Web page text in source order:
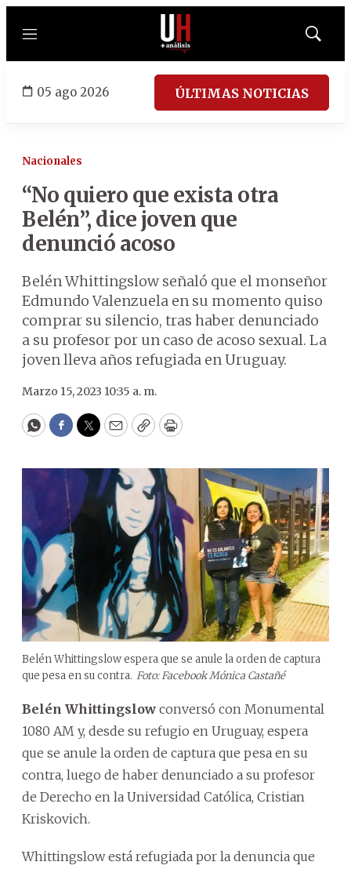
Menú
Mostrar
05 ago 2026 ÚLTIMAS NOTICIAS
Nacionales
“No quiero que exista otra
Belén”, dice joven que
denunció acoso
Belén Whittingslow señaló que el monseñor
Edmundo Valenzuela en su momento quiso
comprar su silencio, tras haber denunciado
a su profesor por un caso de acoso sexual. La
joven lleva años refugiada en Uruguay.
Marzo 15, 2023 10:35 a. m.
WhatsApp
Facebook
Twitter
EmailCopyPrint
Belén Whittingslow espera que se anule la orden de captura
que pesa en su contra. Foto: Facebook Mónica Castañé
Belén Whittingslow conversó con Monumental
1080 AM y, desde su refugio en Uruguay, espera
que se anule la orden de captura que pesa en su
contra, luego de haber denunciado a su profesor
de Derecho en la Universidad Católica, Cristian
Kriskovich.
Whittingslow está refugiada por la denuncia que